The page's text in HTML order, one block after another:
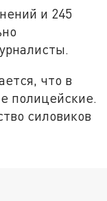
и 245
что в
полицейские.
силовиков